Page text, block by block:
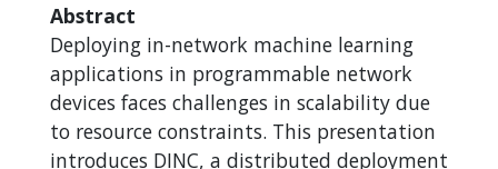
Abstract
Deploying in-network machine learning
applications in programmable network
devices faces challenges in scalability due
to resource constraints. This presentation
introduces DINC, a distributed deployment